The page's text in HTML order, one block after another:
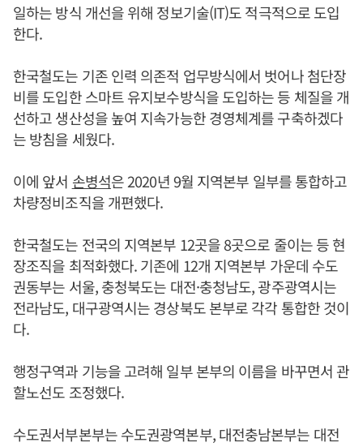
일하는 방식 개선을 위해 정보기술(IT)도 적극적으로 도입
한다.
한국철도는 기존 인력 의존적 업무방식에서 벗어나 첨단장
비를 도입한 스마트 유지보수방식을 도입하는 등 체질을 개
선하고 생산성을 높여 지속가능한 경영체계를 구축하겠다
는 방침을 세웠다.
이에 앞서 손병석은 2020년 9월 지역본부 일부를 통합하고
차량정비조직을 개편했다.
한국철도는 전국의 지역본부 12곳을 8곳으로 줄이는 등 현
장조직을 최적화했다. 기존에 12개 지역본부 가운데 수도
권동부는 서울, 충청북도는 대전·충청남도, 광주광역시는
전라남도, 대구광역시는 경상북도 본부로 각각 통합한 것이
다.
행정구역과 기능을 고려해 일부 본부의 이름을 바꾸면서 관
할노선도 조정했다.
수도권서부본부는 수도권광역본부, 대전충남본부는 대전